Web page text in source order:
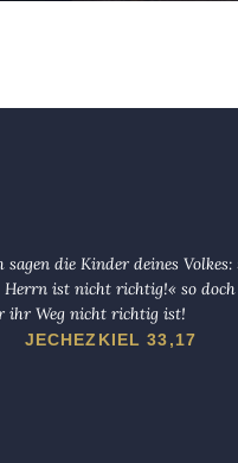
sagen die Kinder deines Volkes:
Herrn ist nicht richtig!« so doch
ihr Weg nicht richtig ist!
JECHEZKIEL 33,17